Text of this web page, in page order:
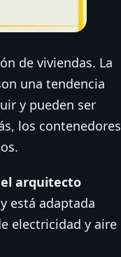
de viviendas. La
una tendencia
y pueden ser
los contenedores
el arquitecto
está adaptada
electricidad y aire